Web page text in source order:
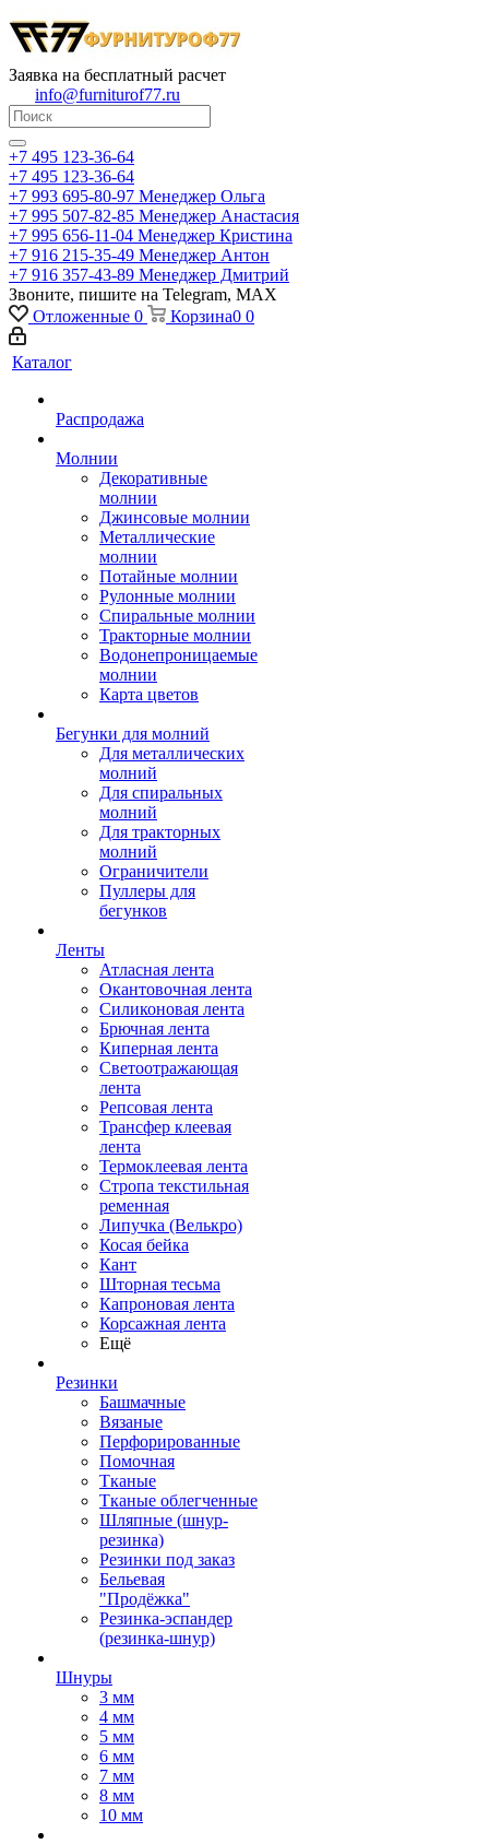
Заявка на бесплатный расчет
info@furniturof77.ru
+7 495 123-36-64
+7 495 123-36-64
+7 993 695-80-97 Менеджер Ольга
+7 995 507-82-85 Менеджер Анастасия
+7 995 656-11-04 Менеджер Кристина
+7 916 215-35-49 Менеджер Антон
+7 916 357-43-89 Менеджер Дмитрий
Звоните, пишите на Telegram, MAX
Отложенные 0 Корзина0 0
Каталог
Распродажа
Молнии
Декоративные
молнии
Джинсовые молнии
Металлические
молнии
Потайные молнии
Рулонные молнии
Спиральные молнии
Тракторные молнии
Водонепроницаемые
молнии
Карта цветов
Бегунки для молний
Для металлических
молний
Для спиральных
молний
Для тракторных
молний
Ограничители
Пуллеры для
бегунков
Ленты
Атласная лента
Окантовочная лента
Силиконовая лента
Брючная лента
Киперная лента
Светоотражающая
лента
Репсовая лента
Трансфер клеевая
лента
Термоклеевая лента
Стропа текстильная
ременная
Липучка (Велькро)
Косая бейка
Кант
Шторная тесьма
Капроновая лента
Корсажная лента
Ещё
Резинки
Башмачные
Вязаные
Перфорированные
Помочная
Тканые
Тканые облегченные
Шляпные (шнур-
резинка)
Резинки под заказ
Бельевая
"Продёжка"
Резинка-эспандер
(резинка-шнур)
Шнуры
3 мм
4 мм
5 мм
6 мм
7 мм
8 мм
10 мм